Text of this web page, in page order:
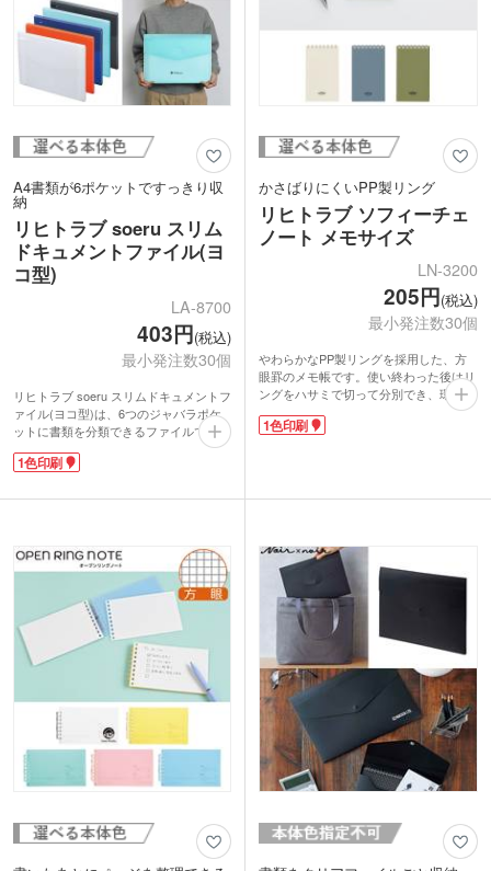
A4書類が6ポケットですっきり収
納
リヒトラブ soeru スリム
ドキュメントファイル(ヨ
コ型)
LA-8700
403円(税込)
最小発注数30個
リヒトラブ soeru スリムドキュメントフ
ァイル(ヨコ型)は、6つのジャバラポケ
ットに書類を分類できるファイルです。
薄型A4ファイルがそのまま入る嬉しい
サイズ。間口が大きく開くので出し入れ
に折り返して固定すると、さらに見やす
らしに彩りを「そえる」文具メーカー
LIHIT LAB.(リヒトラブ)の商品です。
1色印刷が可能。学校関係からオフィス
の書類整理だけではなく、家での取説収
納にも幅広く使えるファイル。企業やシ
ョップのオリジナルグッズに人気のノベ
ルティです。
1色印刷
かさばりにくいPP製リング
リヒトラブ ソフィーチェ
ノート メモサイズ
LN-3200
205円(税込)
最小発注数30個
やわらかなPP製リングを採用した、方
眼罫のメモ帳です。使い終わった後はリ
ングをハサミで切って分別でき、環境に
配慮されています。リーフはリヒトラブ
のオープンリングノートやツイストノー
オープンポケット付きです。
品なので、年代性別問わず喜ばれるノベ
ルティの作成にぴったりです。
1色印刷